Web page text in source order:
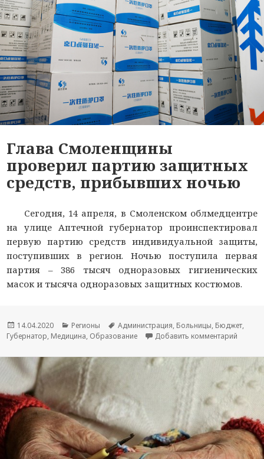
Глава Смоленщины
проверил партию защитных
средств, прибывших ночью
Сегодня, 14 апреля, в Смоленском облмедцентре
на улице Аптечной губернатор проинспектировал
первую партию средств индивидуальной защиты,
поступивших в регион. Ночью поступила первая
партия – 386 тысяч одноразовых гигиенических
масок и тысяча одноразовых защитных костюмов.
Опубликовано
14.04.2020 Рубрики
Регионы Метки
Администрация, Больницы, Бюджет,
Губернатор, Медицина, Образование Добавить комментарий